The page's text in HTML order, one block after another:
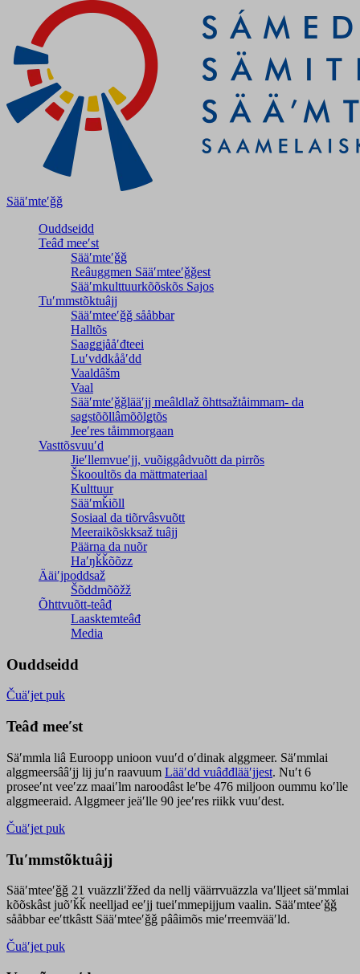
Sääʹmteʹǧǧ
Ouddseidd
Teâđ meeʹst
Sääʹmteʹǧǧ
Reâuggmen Sääʹmteeʹǧǧest
Sääʹmkulttuurkõõskõs Sajos
Tuʹmmstõktuâjj
Sääʹmteeʹǧǧ sååbbar
Halltõs
Saaǥǥjååʹđteei
Luʹvddkååʹdd
Vaaldâšm
Vaal
Sääʹmteʹǧǧlääʹjj meâldlaž õhttsažtåimmam- da
saǥstõõllâmõõlǥtõs
Jeeʹres tåimmorgaan
Vasttõsvuuʹd
Jieʹllemvueʹjj, vuõiggâdvuõtt da pirrõs
Škooultõs da mättmateriaal
Kulttuur
Sääʹmǩiõll
Sosiaal da tiõrvâsvuõtt
Meeraikõskksaž tuâjj
Päärna da nuõr
Haʹŋǩǩõõzz
Ääiʹjpoddsaž
Šõddmõõžž
Õhttvuõtt-teâđ
Laasktemteâđ
Media
Ouddseidd
Čuäʹjet puk
Teâđ meeʹst
Säʹmmla liâ Euroopp unioon vuuʹd oʹdinak alggmeer. Säʹmmlai
alggmeersââʹjj lij juʹn raavuum Lääʹdd vuâđđlääʹjjest. Nuʹt 6
proseeʹnt veeʹzz maaiʹlm naroodâst leʹbe 476 miljoon oummu koʹlle
alggmeeraid. Alggmeer jeäʹlle 90 jeeʹres riikk vuuʹdest.
Čuäʹjet puk
Tuʹmmstõktuâjj
Sääʹmteeʹǧǧ 21 vuäzzliʹžžed da nellj väärrvuäzzla vaʹlljeet säʹmmlai
kõõskâst juõʹǩǩ neelljad eeʹjj tueiʹmmepijjum vaalin. Sääʹmteeʹǧǧ
sååbbar eeʹttkâstt Sääʹmteeʹǧǧ pââimõs mieʹrreemvääʹld.
Čuäʹjet puk